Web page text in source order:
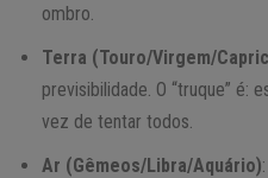
ombro.
Terra (Touro/Virgem/
previsibilidade. O “truque” é:
vez de tentar todos.
Ar (Gêmeos/Libra/Aquário)